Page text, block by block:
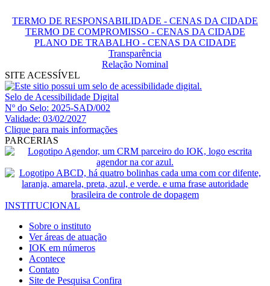
TERMO DE RESPONSABILIDADE - CENAS DA CIDADE
TERMO DE COMPROMISSO - CENAS DA CIDADE
PLANO DE TRABALHO - CENAS DA CIDADE
Transparência
Relação Nominal
SITE ACESSÍVEL
Selo de Acessibilidade Digital
Nº do Selo: 2025-SAD/002
Validade: 03/02/2027
Clique para mais informações
PARCERIAS
INSTITUCIONAL
Sobre o instituto
Ver áreas de atuação
IOK em números
Acontece
Contato
Site de Pesquisa Confira